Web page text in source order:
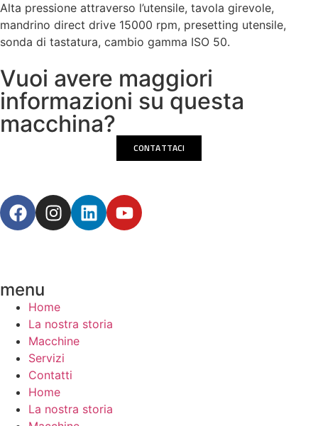
Alta pressione attraverso l’utensile, tavola girevole,
mandrino direct drive 15000 rpm, presetting utensile,
sonda di tastatura, cambio gamma ISO 50.
Vuoi avere maggiori
informazioni su questa
macchina?
CONTATTACI
menu
Home
La nostra storia
Macchine
Servizi
Contatti
Home
La nostra storia